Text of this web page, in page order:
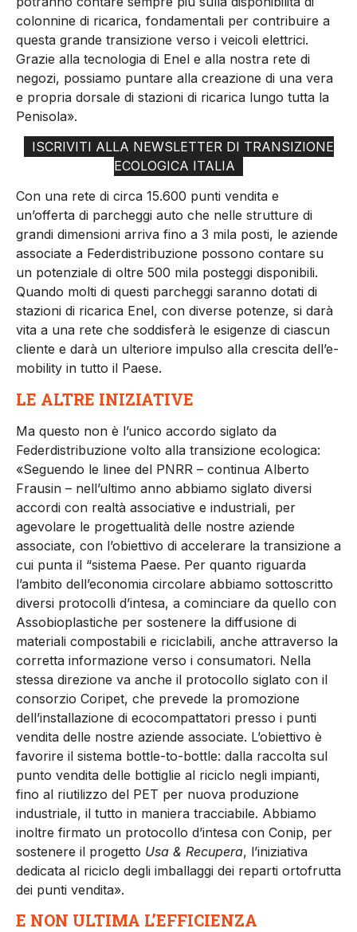
colonnine di ricarica, fondamentali per contribuire a
questa grande transizione verso i veicoli elettrici.
Grazie alla tecnologia di Enel e alla nostra rete di
negozi, possiamo puntare alla creazione di una vera
e propria dorsale di stazioni di ricarica lungo tutta la
Penisola».
ISCRIVITI ALLA NEWSLETTER DI TRANSIZIONE
ECOLOGICA ITALIA
Con una rete di circa 15.600 punti vendita e
un’offerta di parcheggi auto che nelle strutture di
grandi dimensioni arriva fino a 3 mila posti, le aziende
associate a Federdistribuzione possono contare su
un potenziale di oltre 500 mila posteggi disponibili.
Quando molti di questi parcheggi saranno dotati di
stazioni di ricarica Enel, con diverse potenze, si darà
vita a una rete che soddisferà le esigenze di ciascun
cliente e darà un ulteriore impulso alla crescita dell’e-
mobility in tutto il Paese.
LE ALTRE INIZIATIVE
Ma questo non è l’unico accordo siglato da
Federdistribuzione volto alla transizione ecologica:
«Seguendo le linee del PNRR – continua Alberto
Frausin – nell’ultimo anno abbiamo siglato diversi
accordi con realtà associative e industriali, per
agevolare le progettualità delle nostre aziende
associate, con l’obiettivo di accelerare la transizione a
cui punta il “sistema Paese. Per quanto riguarda
l’ambito dell’economia circolare abbiamo sottoscritto
diversi protocolli d’intesa, a cominciare da quello con
Assobioplastiche per sostenere la diffusione di
materiali compostabili e riciclabili, anche attraverso la
corretta informazione verso i consumatori. Nella
stessa direzione va anche il protocollo siglato con il
consorzio Coripet, che prevede la promozione
dell’installazione di ecocompattatori presso i punti
vendita delle nostre aziende associate. L’obiettivo è
favorire il sistema bottle-to-bottle: dalla raccolta sul
punto vendita delle bottiglie al riciclo negli impianti,
fino al riutilizzo del PET per nuova produzione
industriale, il tutto in maniera tracciabile. Abbiamo
inoltre firmato un protocollo d’intesa con Conip, per
sostenere il progetto Usa & Recupera, l’iniziativa
dedicata al riciclo degli imballaggi dei reparti ortofrutta
dei punti vendita».
E NON ULTIMA L’EFFICIENZA